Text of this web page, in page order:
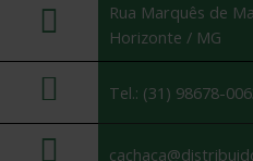
Rua Marquês de
Horizonte / MG
Tel.: (31) 98678-